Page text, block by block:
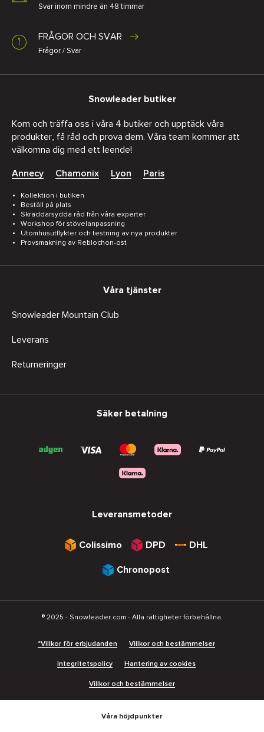
Svar inom mindre än 48 timmar
FRÅGOR OCH SVAR
Frågor / Svar
Snowleader butiker
Kom och träffa oss i våra 4 butiker och upptäck våra
produkter, få råd och prova dem. Våra team kommer att
välkomna dig med ett leende!
Annecy Chamonix Lyon Paris
Kollektion i butiken
Beställ på plats
Skräddarsydda råd från våra experter
Workshop för stövelanpassning
Utomhusutflykter och testning av nya produkter
Provsmakning av Reblochon-ost
Våra tjänster
Snowleader Mountain Club
Leverans
Returneringer
Säker betalning
Leveransmetoder
Colissimo DPD DHL
Chronopost
® 2025 - Snowleader.com - Alla rättigheter förbehållna.
*Villkor för erbjudanden Villkor och bestämmelser
Integritetspolicy Hantering av cookies
Villkor och bestämmelser
Våra höjdpunkter